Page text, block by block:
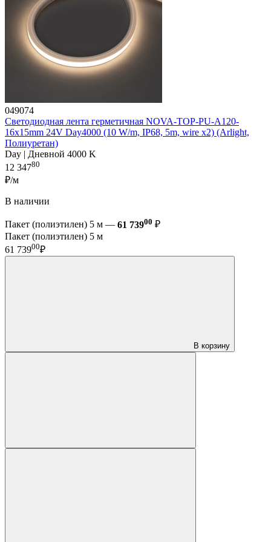
049074
Светодиодная лента герметичная NOVA-TOP-PU-A120-
16x15mm 24V Day4000 (10 W/m, IP68, 5m, wire x2) (Arlight,
Полиуретан)
Day | Дневной 4000 K
12 34780
₽/м
В наличии
Пакет (полиэтилен) 5 м — 61 73900 ₽
Пакет (полиэтилен) 5 м
61 73900₽
В корзину